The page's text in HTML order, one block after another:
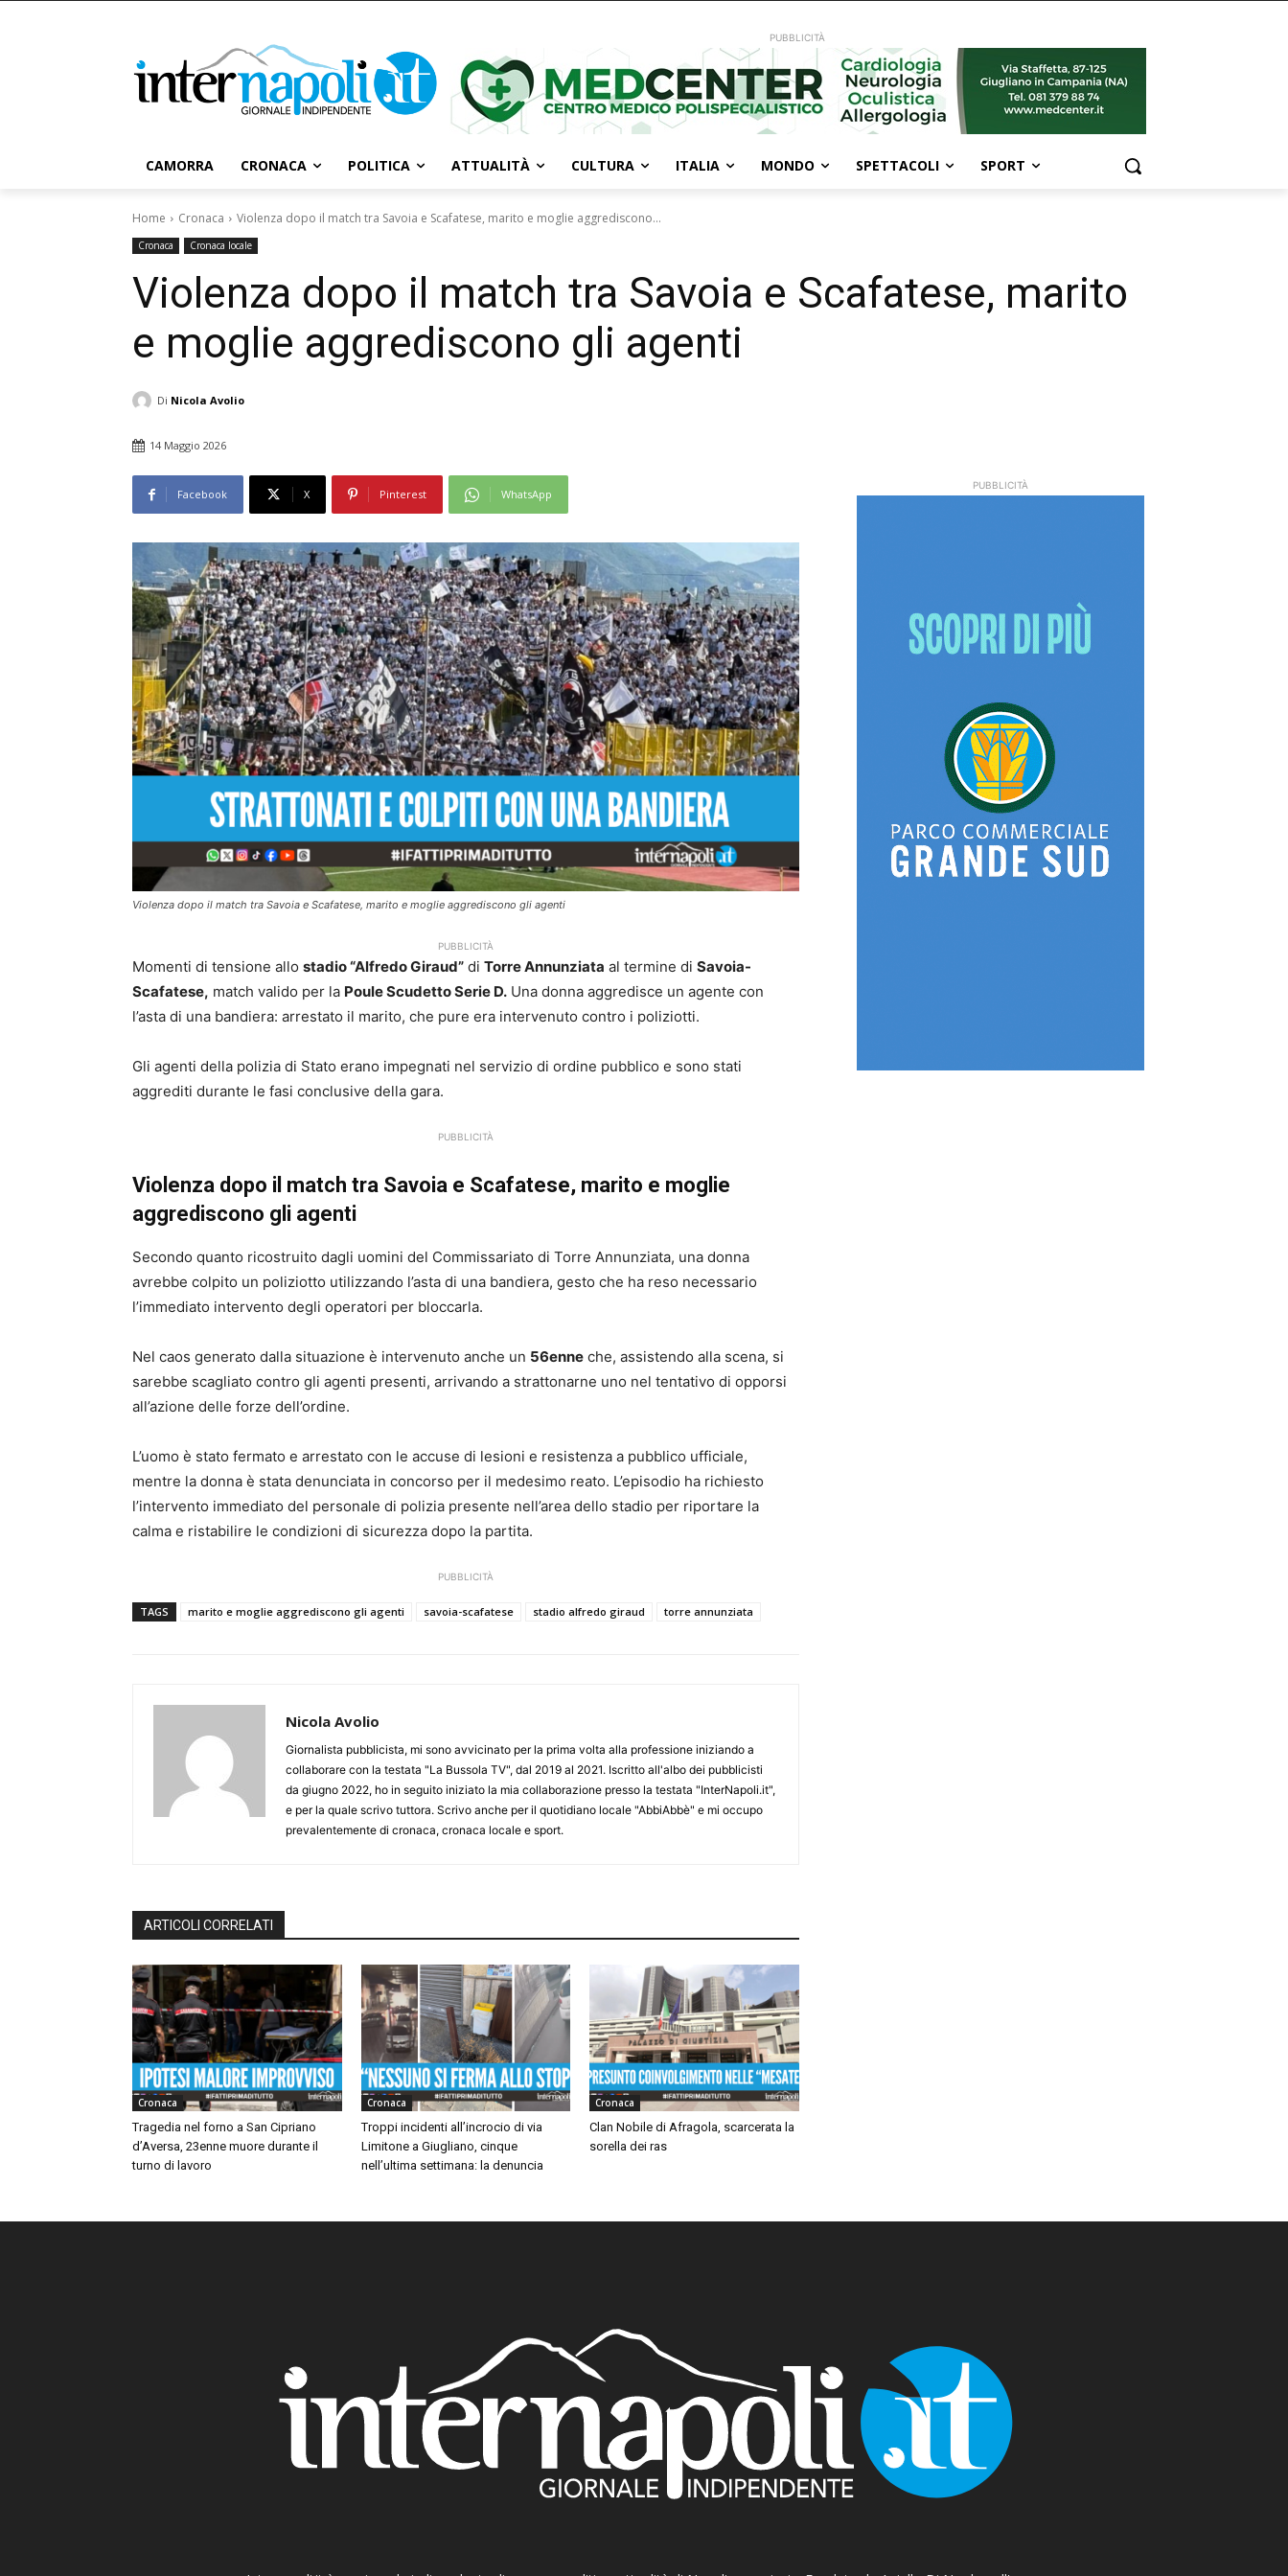
PUBBLICITÀ
CAMORRA CRONACA POLITICA ATTUALITÀ CULTURA ITALIA MONDO SPETTACOLI SPORT
Home Cronaca Violenza dopo il match tra Savoia e Scafatese, marito e moglie aggrediscono...
Cronaca Cronaca locale
Violenza dopo il match tra Savoia e Scafatese, marito
e moglie aggrediscono gli agenti
Di Nicola Avolio
14 Maggio 2026
Facebook X Pinterest WhatsApp
Violenza dopo il match tra Savoia e Scafatese, marito e moglie aggrediscono gli agenti
PUBBLICITÀ
Momenti di tensione allo stadio “Alfredo Giraud” di Torre Annunziata al termine di Savoia-
Scafatese, match valido per la Poule Scudetto Serie D. Una donna aggredisce un agente con
l’asta di una bandiera: arrestato il marito, che pure era intervenuto contro i poliziotti.
Gli agenti della polizia di Stato erano impegnati nel servizio di ordine pubblico e sono stati
aggrediti durante le fasi conclusive della gara.
PUBBLICITÀ
Violenza dopo il match tra Savoia e Scafatese, marito e moglie
aggrediscono gli agenti
Secondo quanto ricostruito dagli uomini del Commissariato di Torre Annunziata, una donna
avrebbe colpito un poliziotto utilizzando l’asta di una bandiera, gesto che ha reso necessario
l’immediato intervento degli operatori per bloccarla.
Nel caos generato dalla situazione è intervenuto anche un 56enne che, assistendo alla scena, si
sarebbe scagliato contro gli agenti presenti, arrivando a strattonarne uno nel tentativo di opporsi
all’azione delle forze dell’ordine.
L’uomo è stato fermato e arrestato con le accuse di lesioni e resistenza a pubblico ufficiale,
mentre la donna è stata denunciata in concorso per il medesimo reato. L’episodio ha richiesto
l’intervento immediato del personale di polizia presente nell’area dello stadio per riportare la
calma e ristabilire le condizioni di sicurezza dopo la partita.
PUBBLICITÀ
TAGS marito e moglie aggrediscono gli agenti savoia-scafatese stadio alfredo giraud torre annunziata
Nicola Avolio
Giornalista pubblicista, mi sono avvicinato per la prima volta alla professione iniziando a
collaborare con la testata "La Bussola TV", dal 2019 al 2021. Iscritto all'albo dei pubblicisti
da giugno 2022, ho in seguito iniziato la mia collaborazione presso la testata "InterNapoli.it",
e per la quale scrivo tuttora. Scrivo anche per il quotidiano locale "AbbiAbbè" e mi occupo
prevalentemente di cronaca, cronaca locale e sport.
ARTICOLI CORRELATI
Cronaca
Tragedia nel forno a San Cipriano
d’Aversa, 23enne muore durante il
turno di lavoro
Cronaca
Troppi incidenti all’incrocio di via
Limitone a Giugliano, cinque
nell’ultima settimana: la denuncia
Cronaca
Clan Nobile di Afragola, scarcerata la
sorella dei ras
PUBBLICITÀ